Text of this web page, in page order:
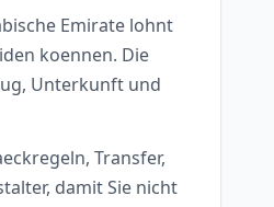
Emirate lohnt
koennen. Die
Unterkunft und
Transfer,
damit Sie nicht